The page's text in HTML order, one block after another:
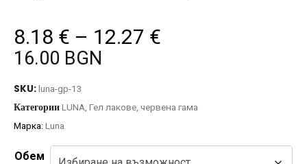
8.18 € – 12.27 €
16.00 BGN
SKU:luna-gp-13
КатегорииLUNA Гел лакове червена гама
Марка: Luna
Обем